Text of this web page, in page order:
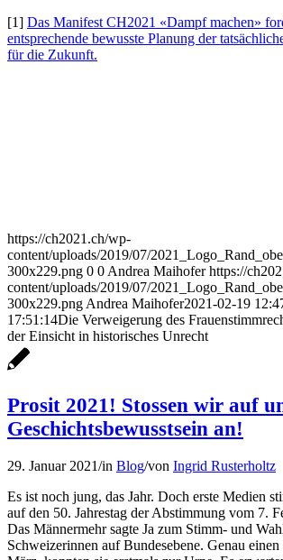
[1] Das Manifest CH2021 «Dampf machen»
entsprechende bewusste Planung der
für die Zukunft.
https://ch2021.ch/wp-
content/uploads/2019/07/
300x229.png 0 0 Andrea Maihofer https://
content/uploads/2019/07/
300x229.png Andrea Maihofer2021-02-19
17:51:14Die Verweigerung des
der Einsicht in historisches Unrecht
Prosit 2021! Stossen wir auf
Geschichtsbewusstsein an!
29. Januar 2021/in Blog/von Ingrid Rusterholtz
Es ist noch jung, das Jahr. Doch erste Medien
auf den 50. Jahrestag der Abstimmung vom 7.
Das Männermehr sagte Ja zum Stimm- und
Schweizerinnen auf Bundesebene. Genau